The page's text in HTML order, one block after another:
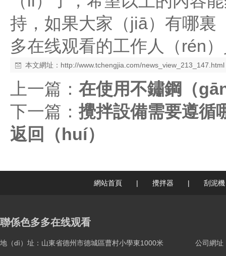
持，如果大家（jiā）有哪裏
多在线观看的工作人（rén
本文網址： http://www.tchengjia.com/news_view_213_147.html
上一篇： 在使用不鏽鋼（
下一篇：攪拌設備需要遵循
返回（huí）
網站首頁 | 攪拌器 | 刮泥機
聯係色多多在线观看
地（dì）址：山東省德州市德城區曹村小學東1000米 公司網址